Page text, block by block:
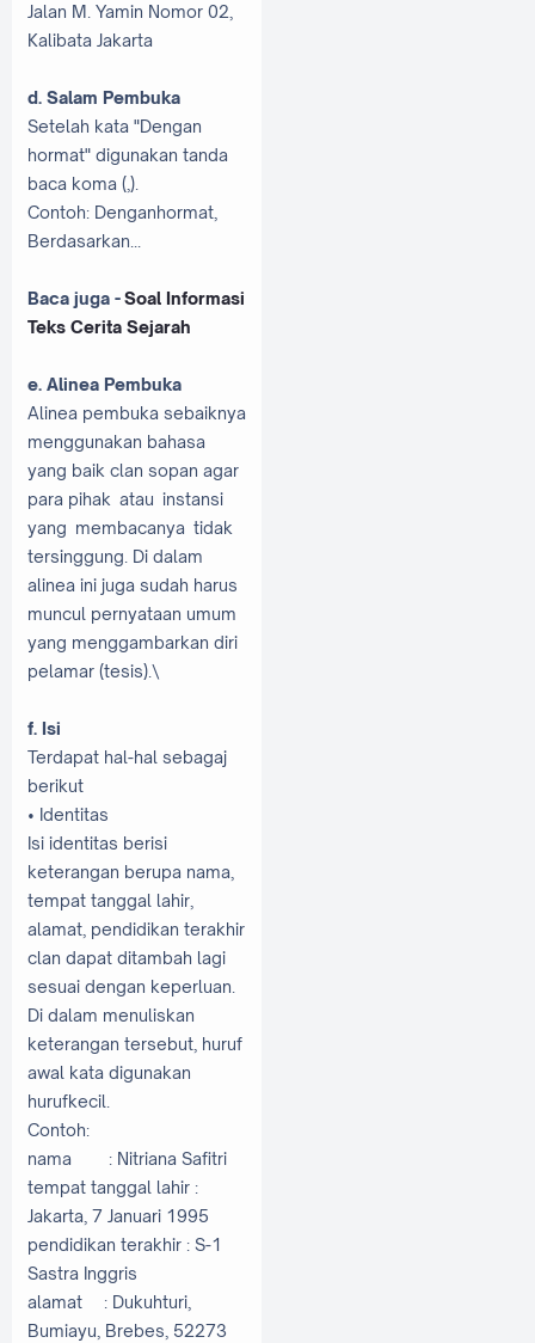
Jalan M. Yamin Nomor 02,
Kalibata Jakarta
d. Salam Pembuka
Setelah kata "Dengan
hormat" digunakan tanda
baca koma (,).
Contoh: Denganhormat,
Berdasarkan...
Baca juga -Soal Informasi
Teks Cerita Sejarah
e. Alinea Pembuka
Alinea pembuka sebaiknya
menggunakan bahasa
yang baik clan sopan agar
para pihak atau instansi
yang membacanya tidak
tersinggung. Di dalam
alinea ini juga sudah harus
muncul pernyataan umum
yang menggambarkan diri
pelamar (tesis).\
f. Isi
Terdapat hal-hal sebagaj
berikut
• Identitas
Isi identitas berisi
keterangan berupa nama,
tempat tanggal lahir,
alamat, pendidikan terakhir
clan dapat ditambah lagi
sesuai dengan keperluan.
Di dalam menuliskan
keterangan tersebut, huruf
awal kata digunakan
hurufkecil.
Contoh:
nama
: Nitriana Safitri
tempat tanggal lahir :
Jakarta, 7 Januari 1995
pendidikan terakhir : S-1
Sastra Inggris
alamat
: Dukuhturi,
Bumiayu, Brebes, 52273